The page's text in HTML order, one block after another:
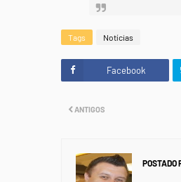
Tags Notícias
Facebook
ANTIGOS
POSTADO